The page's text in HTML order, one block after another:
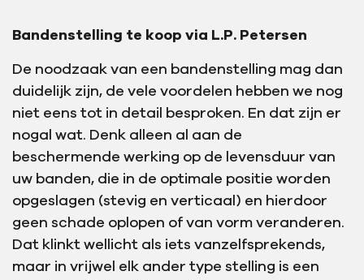
Bandenstelling te koop via L.P. Petersen
De noodzaak van een bandenstelling mag dan
duidelijk zijn, de vele voordelen hebben we nog
niet eens tot in detail besproken. En dat zijn er
nogal wat. Denk alleen al aan de
beschermende werking op de levensduur van
uw banden, die in de optimale positie worden
opgeslagen (stevig en verticaal) en hierdoor
geen schade oplopen of van vorm veranderen.
Dat klinkt wellicht als iets vanzelfsprekends,
maar in vrijwel elk ander type stelling is een